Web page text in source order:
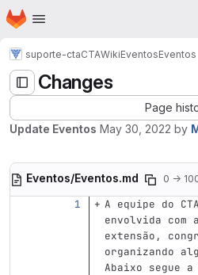
Skip to main content
Homepage
suporte-ctaCTAWikiEventosEventos
Changes
Page
Update Eventos May 30, 2022 by
Eventos/Eventos.md 0 →
A equipe do
envolvida com
extensão,
organizando
Abaixo segue